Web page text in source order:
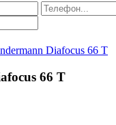
Diafocus 66 T
66 T